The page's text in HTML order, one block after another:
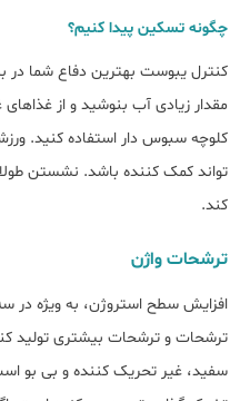
چگونه تسکین پیدا کنیم؟
کنترل یبوست بهترین دفاع شما در
مقدار زیادی آب بنوشید و از غذاهای
کلوچه سبوس دار استفاده کنید.
تواند کمک کننده باشد. نشستن
کند.
ترشحات واژن
افزایش سطح استروژن، به ویژه در
ترشحات و ترشحات بیشتری تولید
سفید، غیر تحریک کننده و بی بو